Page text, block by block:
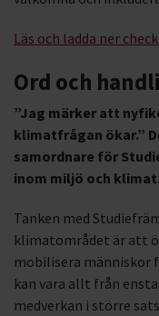
Läs och ladda ner
Ord och
”Jag märker att
klimatfrågan ökar.”
samordnare för
inom miljö och klimat.
Tanken med
klimatområdet är att
mobilisera
kan vara allt från
medverkan i större